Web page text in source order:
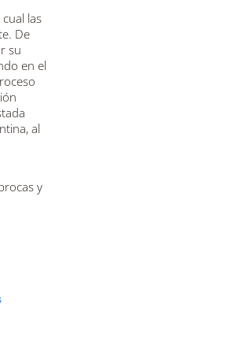
las
De
su
en el
al
y